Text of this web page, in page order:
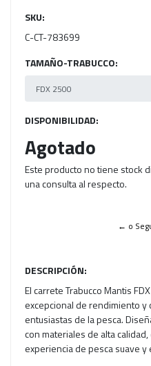
SKU:
C-CT-783699
TAMAÑO-TRABUCCO:
DISPONIBILIDAD:
Agotado
Este producto no tiene stock
una consulta al respecto.
← o
DESCRIPCIÓN:
El carrete Trabucco Mantis
excepcional de rendimiento y
entusiastas de la pesca.
con materiales de alta
experiencia de pesca suave y